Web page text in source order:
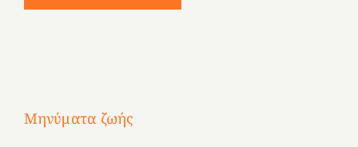
Μηνύματα ζωής